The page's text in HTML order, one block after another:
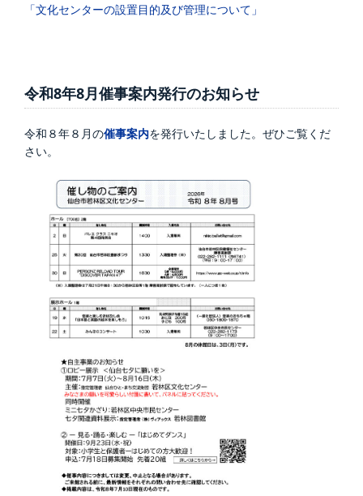
「文化センターの設置目的及び管理について」
令和8年8月催事案内発行のお知らせ
令和８年８月の催事案内を発行いたしました。ぜひご覧くだ
さい。